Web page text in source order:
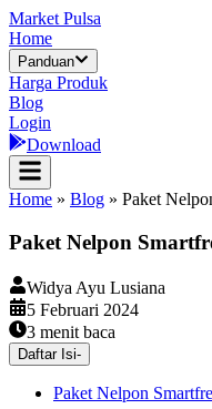
Market Pulsa
Home
Panduan
Harga Produk
Blog
Login
Download
Home » Blog » Paket
Paket Nelpon
Widya Ayu Lusiana
5 Februari 2024
3 menit baca
Daftar Isi-
Paket Nelpon